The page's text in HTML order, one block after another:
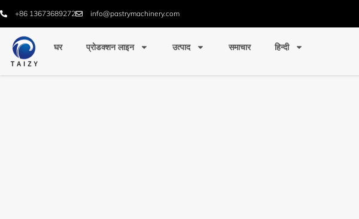
+86 13673689272 info@pastrymachinery.com
घर प्रोडक्शन लाइन उत्पाद समाचार हिन्दी